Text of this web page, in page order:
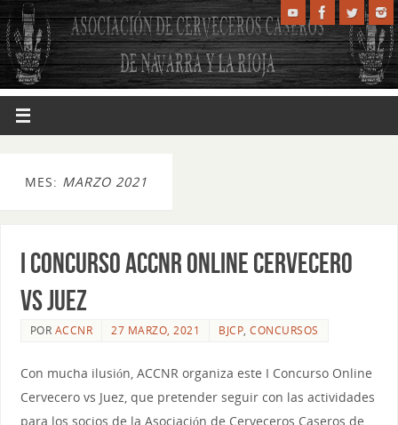
MES: MARZO 2021
I CONCURSO ACCNR ONLINE CERVECERO
VS JUEZ
POR ACCNR 27 MARZO, 2021 BJCP,CONCURSOS
Con mucha ilusión, ACCNR organiza este I Concurso Online
Cervecero vs Juez, que pretender seguir con las actividades
para los socios de la Asociación de Cerveceros Caseros de